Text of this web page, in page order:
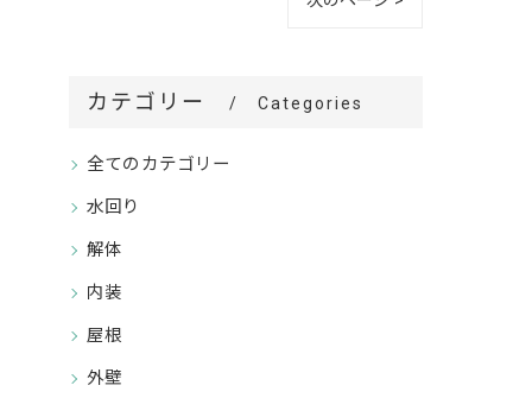
カテゴリー Categories
全てのカテゴリー
水回り
解体
内装
屋根
外壁